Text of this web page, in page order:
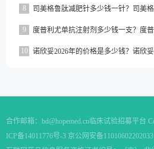
8 司美格鲁肽减肥针多少钱一针？司美
9 度普利尤单抗注射剂多少钱一支？度
10 诺欣妥2026年的价格是多少钱？诺欣妥
合作邮箱： bd@hopemed.cn临床试验招募平台
ICP备14011776号-3 京公网安备